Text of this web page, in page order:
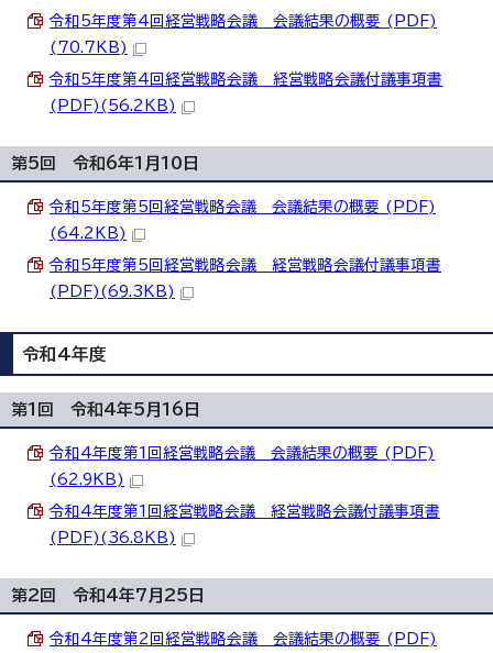
令和5年度第4回経営戦略会議 会議結果の概要 (PDF)
(70.7KB)
令和5年度第4回経営戦略会議 経営戦略会議付議事項書
(PDF)(56.2KB)
第5回 令和6年1月10日
令和5年度第5回経営戦略会議 会議結果の概要 (PDF)
(64.2KB)
令和5年度第5回経営戦略会議 経営戦略会議付議事項書
(PDF)(69.3KB)
令和4年度
第1回 令和4年5月16日
令和4年度第1回経営戦略会議 会議結果の概要 (PDF)
(62.9KB)
令和4年度第1回経営戦略会議 経営戦略会議付議事項書
(PDF)(36.8KB)
第2回 令和4年7月25日
令和4年度第2回経営戦略会議 会議結果の概要 (PDF)